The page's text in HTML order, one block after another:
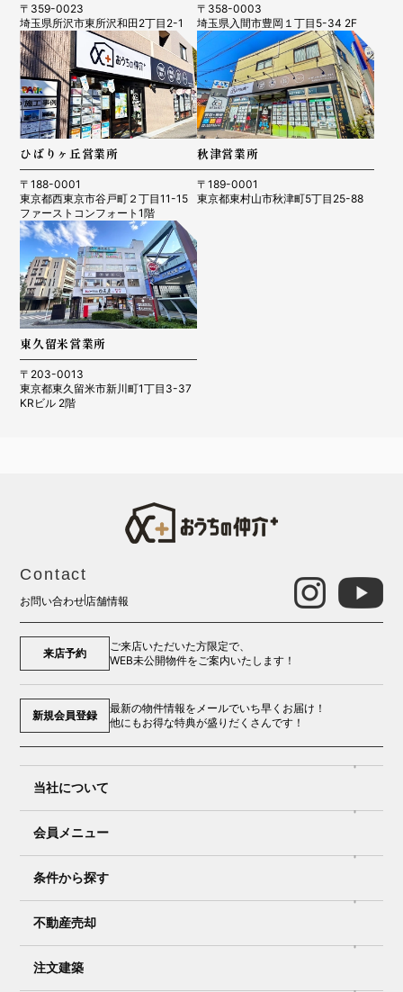
〒359-0023
埼玉県所沢市東所沢和田2丁目2-1
〒358-0003
埼玉県入間市豊岡１丁目5-34 2F
ひばりヶ丘営業所
〒188-0001
東京都西東京市谷戸町２丁目11-15
ファーストコンフォート1階
秋津営業所
〒189-0001
東京都東村山市秋津町5丁目25-88
東久留米営業所
〒203-0013
東京都東久留米市新川町1丁目3-37
KRビル 2階
Contact
お問い合わせ 店舗情報
来店予約
ご来店いただいた方限定で、
WEB未公開物件をご案内いたします！
新規会員登録
最新の物件情報をメールでいち早くお届け！
他にもお得な特典が盛りだくさんです！
当社について
会員メニュー
条件から探す
不動産売却
注文建築